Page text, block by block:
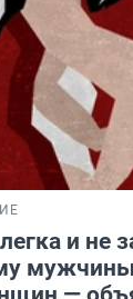
и не